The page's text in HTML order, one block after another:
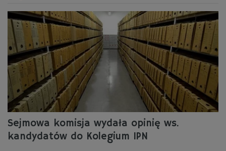
Sejmowa komisja wydała opinię ws.
kandydatów do Kolegium IPN